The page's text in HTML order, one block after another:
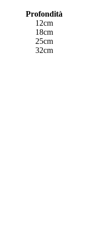
Profondità
12cm
18cm
25cm
32cm